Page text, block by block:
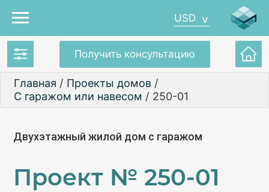
Получить консультацию
USD
Главная / Проекты домов /
С гаражом или навесом / 250-01
Двухэтажный жилой дом с гаражом
Проект № 250-01